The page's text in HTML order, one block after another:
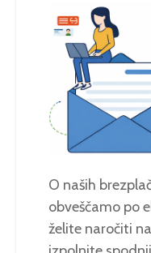
O naših
obveščamo po
želite naročiti